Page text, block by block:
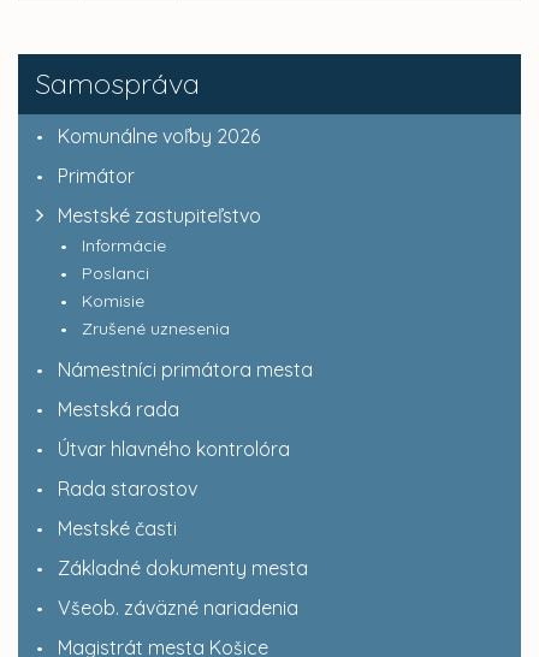
Samospráva
Komunálne voľby 2026
Primátor
Mestské zastupiteľstvo
Informácie
Poslanci
Komisie
Zrušené uznesenia
Námestníci primátora mesta
Mestská rada
Útvar hlavného kontrolóra
Rada starostov
Mestské časti
Základné dokumenty mesta
Všeob. záväzné nariadenia
Magistrát mesta Košice